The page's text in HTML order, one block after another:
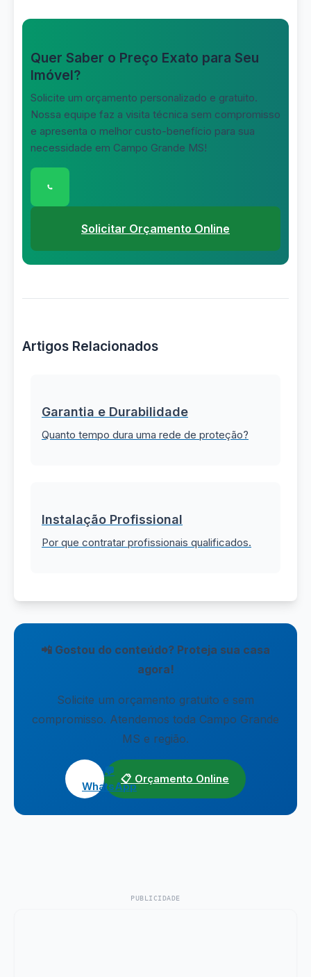
Quer Saber o Preço Exato para Seu
Imóvel?
Solicite um orçamento personalizado e gratuito.
Nossa equipe faz a visita técnica sem compromisso
e apresenta o melhor custo-benefício para sua
necessidade em Campo Grande MS!
Clique para conversar com nossa equipe pelo
Solicitar Orçamento Online
Artigos Relacionados
Garantia e Durabilidade
Quanto tempo dura uma rede de proteção?
Instalação Profissional
Por que contratar profissionais qualificados.
📲 Gostou do conteúdo? Proteja sua casa
agora!
Solicite um orçamento gratuito e sem
compromisso. Atendemos toda Campo Grande
MS e região.
💬
WhatsApp
📋 Orçamento Online
PUBLICIDADE